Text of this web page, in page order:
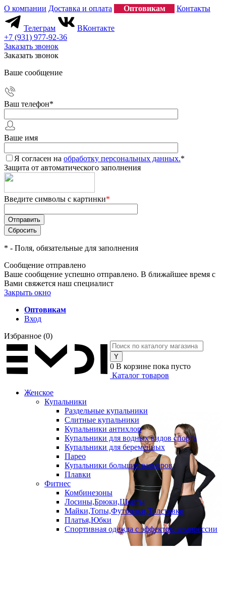
О компании Доставка и оплата Оптовикам Контакты
Телеграм
ВКонтакте
+7 (931) 977-92-36
Заказать звонок
Заказать звонок
Ваше сообщение
Ваш телефон*
Ваше имя
Я согласен на обработку персональных данных.*
Защита от автоматического заполнения
Введите символы с картинки*
* - Поля, обязательные для заполнения
Сообщение отправлено
Ваше сообщение успешно отправлено. В ближайшее время с
Вами свяжется наш специалист
Закрыть окно
Оптовикам
Вход
Избранное (0)
0 В корзине пока пусто
Каталог товаров
Женское
Купальники
Раздельные купальники
Слитные купальники
Купальники антихлор
Купальники для водных видов спорта
Купальники для беременных
Парео
Купальники больших размеров
Плавки
Фитнес
Комбинезоны
Лосины,Брюки,Шорты
Майки,Топы,Футболки,Толстовки
Платья,Юбки
Спортивная одежда с эффектом компрессии